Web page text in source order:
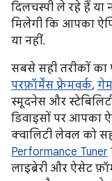
दिलचस्पी ले रहे हैं
मिलेगी कि आपका
या नहीं.
सबसे सही तरीकों
परफ़ॉर्मेंस फ़्रेमवर्क,
स्मूदनेस और
डिवाइसों पर आपका
क्वालिटी लेवल को
Performance Tuner
लाइब्रेरी और ऐसेट